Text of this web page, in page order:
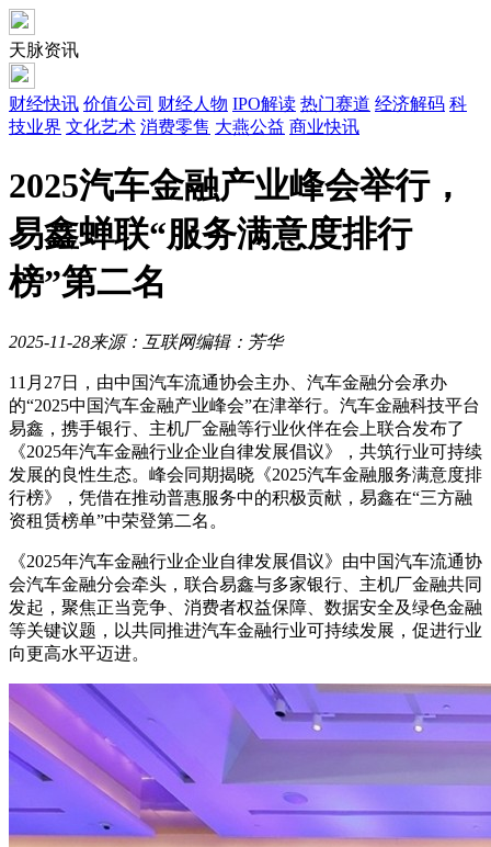
天脉资讯
财经快讯 价值公司 财经人物 IPO解读 热门赛道 经济解码 科
技业界 文化艺术 消费零售 大燕公益 商业快讯
2025汽车金融产业峰会举行，
易鑫蝉联“服务满意度排行
榜”第二名
2025-11-28来源：互联网编辑：芳华
11月27日，由中国汽车流通协会主办、汽车金融分会承办
的“2025中国汽车金融产业峰会”在津举行。汽车金融科技平台
易鑫，携手银行、主机厂金融等行业伙伴在会上联合发布了
《2025年汽车金融行业企业自律发展倡议》，共筑行业可持续
发展的良性生态。峰会同期揭晓《2025汽车金融服务满意度排
行榜》，凭借在推动普惠服务中的积极贡献，易鑫在“三方融
资租赁榜单”中荣登第二名。
《2025年汽车金融行业企业自律发展倡议》由中国汽车流通协
会汽车金融分会牵头，联合易鑫与多家银行、主机厂金融共同
发起，聚焦正当竞争、消费者权益保障、数据安全及绿色金融
等关键议题，以共同推进汽车金融行业可持续发展，促进行业
向更高水平迈进。